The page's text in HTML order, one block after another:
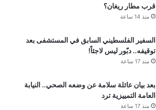
قرب مطار ريغان؟
منذ 14 ساعة
السفير الفلسطيني السابق في المستشفى بعد
توقيفه.. دبّور ليس لاجئاً!
منذ 17 ساعة
بعد بيان عائلة سلامة عن وضعه الصحي.. النيابة
العامة التمييزية ترد
منذ 17 ساعة